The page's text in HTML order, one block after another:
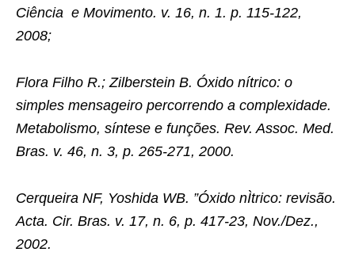
Ciência e Movimento. v. 16, n. 1. p. 115-122,
2008;
Flora Filho R.; Zilberstein B. Óxido nítrico: o
simples mensageiro percorrendo a complexidade.
Metabolismo, síntese e funções. Rev. Assoc. Med.
Bras. v. 46, n. 3, p. 265-271, 2000.
Cerqueira NF, Yoshida WB. ”Óxido nÌtrico: revisão.
Acta. Cir. Bras. v. 17, n. 6, p. 417-23, Nov./Dez.,
2002.